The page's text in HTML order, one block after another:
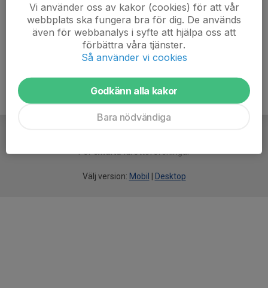
Position
-
59 år
Försmartaidrottsföreningar
Välj version: Mobil Desktop
Vi använder oss av kakor (cookies) för att vår
webbplats ska fungera bra för dig. De används
även för webbanalys i syfte att hjälpa oss att
förbättra våra tjänster.
Så använder vi cookies
Godkänn alla kakor
Bara nödvändiga